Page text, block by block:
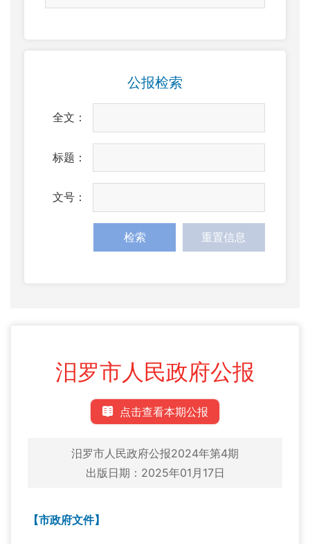
公报检索
全文：
标题：
文号：
检索 重置信息
汨罗市人民政府公报
点击查看本期公报
汨罗市人民政府公报2024年第4期
出版日期：2025年01月17日
【市政府文件】